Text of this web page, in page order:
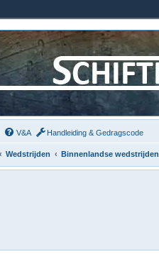
V&A Handleiding & Gedragscode
Wedstrijden Binnenlandse wedstrijden